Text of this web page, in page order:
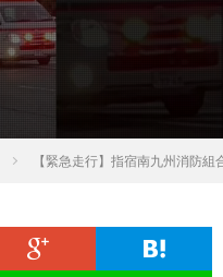
【緊急走行】指宿南九州消防組